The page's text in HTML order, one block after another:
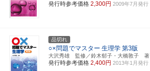
発行時参考価格 2,300円 2009年7月発行
品切れ
○×問題でマスター 生理学 第3版
大沢秀雄 監修／鈴木郁子・大橋敦子 著
発行時参考価格 2,400円 2013年1月発行